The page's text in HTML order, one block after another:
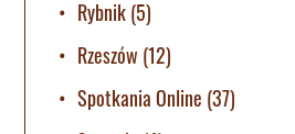
Rybnik(5)
Rzeszów (12)
Spotkania Online (37)